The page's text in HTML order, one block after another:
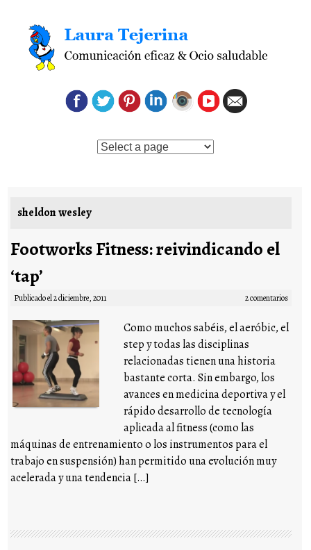
Saltar al contenido
sheldon wesley
Footworks Fitness: reivindicando el
‘tap’
Publicado el2 diciembre, 2011 2 comentarios
Como muchos sabéis, el aeróbic, el
step y todas las disciplinas
relacionadas tienen una historia
bastante corta. Sin embargo, los
avances en medicina deportiva y el
rápido desarrollo de tecnología
aplicada al fitness (como las
máquinas de entrenamiento o los instrumentos para el
trabajo en suspensión) han permitido una evolución muy
acelerada y una tendencia […]